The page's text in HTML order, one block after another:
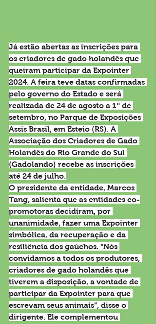
Já estão abertas as inscrições para
os criadores de gado holandês que
queiram participar da Expointer
2024. A feira teve datas confirmadas
pelo governo do Estado e será
realizada de 24 de agosto a 1º de
setembro, no Parque de Exposições
Assis Brasil, em Esteio (RS). A
Associação dos Criadores de Gado
Holandês do Rio Grande do Sul
(Gadolando) recebe as inscrições
até 24 de julho.
O presidente da entidade, Marcos
Tang, salienta que as entidades co-
promotoras decidiram, por
unanimidade, fazer uma Expointer
simbólica, da recuperação e da
resiliência dos gaúchos. “Nós
convidamos a todos os produtores,
criadores de gado holandês que
tiverem a disposição, a vontade de
participar da Expointer para que
escrevam seus animais”, disse o
dirigente. Ele complementou